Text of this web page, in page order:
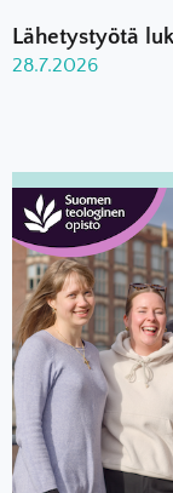
Lähetystyötä
28.7.2026